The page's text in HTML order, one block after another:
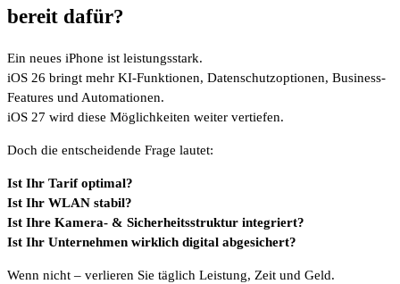
bereit dafür?
Ein neues iPhone ist leistungsstark.
iOS 26 bringt mehr KI-Funktionen, Datenschutzoptionen, Business-
Features und Automationen.
iOS 27 wird diese Möglichkeiten weiter vertiefen.
Doch die entscheidende Frage lautet:
Ist Ihr Tarif optimal?
Ist Ihr WLAN stabil?
Ist Ihre Kamera- & Sicherheitsstruktur integriert?
Ist Ihr Unternehmen wirklich digital abgesichert?
Wenn nicht – verlieren Sie täglich Leistung, Zeit und Geld.